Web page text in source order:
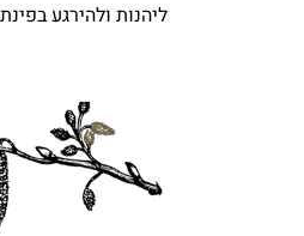
ליהנות ולהירגע